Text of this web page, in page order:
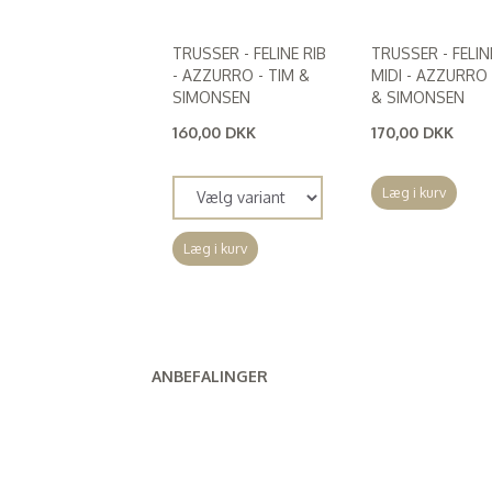
TRUSSER - FELINE RIB
- AZZURRO - TIM &
SIMONSEN
160,00 DKK
Læg i kurv
TRUSSER -
MIDI - AZZURRO
& SIMONSEN
170,00 DKK
Læg i kurv
ANBEFALINGER